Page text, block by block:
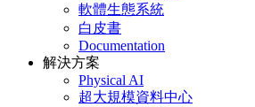
軟體生態系統
白皮書
Documentation
解決方案
Physical AI
超大規模資料中心